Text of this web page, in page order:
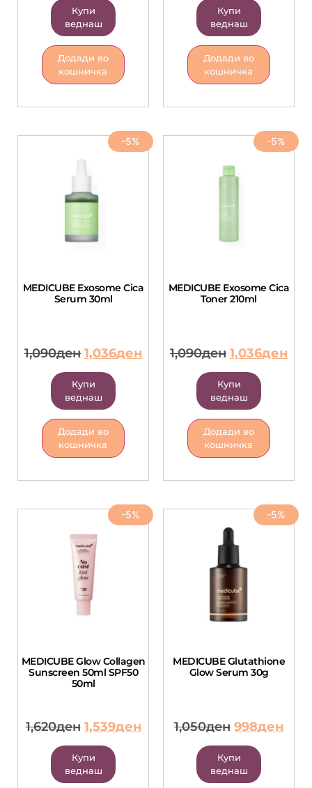
Купи
веднаш
Додади во
кошничка
Купи
веднаш
Додади во
кошничка
-5%
MEDICUBE Exosome Cica
Serum 30ml
1,090ден 1,036ден
Купи
веднаш
Додади во
кошничка
-5%
MEDICUBE Exosome Cica
Toner 210ml
1,090ден 1,036ден
Купи
веднаш
Додади во
кошничка
-5%
MEDICUBE Glow Collagen
Sunscreen 50ml SPF50
50ml
1,620ден 1,539ден
Купи
веднаш
-5%
MEDICUBE Glutathione
Glow Serum 30g
1,050ден 998ден
Купи
веднаш